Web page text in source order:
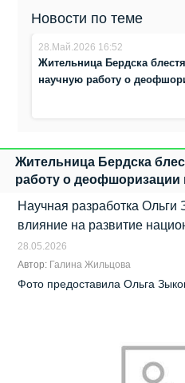
Новости по теме
28.Май.2026 16:52
Жительница Бердска
научную работу о
Жительница Бердска
работу о деофшоризации
Научная разработка Ольги
влияние на развитие
28.05.2026
Автор: Галина Жильцова
Фото предоставила Ольга